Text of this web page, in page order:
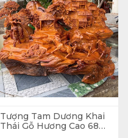
Tượng Tam Dương Khai
Thái Gỗ Hương Cao 68